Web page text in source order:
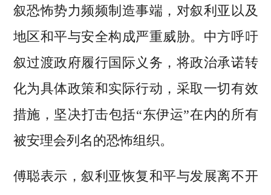
叙恐怖势力频频制造事端，对叙利亚以及
地区和平与安全构成严重威胁。中方呼吁
叙过渡政府履行国际义务，将政治承诺转
化为具体政策和实际行动，采取一切有效
措施，坚决打击包括“东伊运”在内的所有
被安理会列名的恐怖组织。
傅聪表示，叙利亚恢复和平与发展离不开